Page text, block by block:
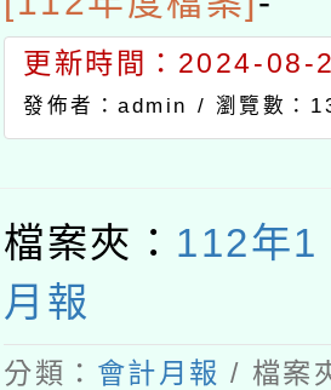
更新時間：2024-08-
發佈者：admin / 瀏覽數：
檔案夾： 112年1
月報
分類： 會計月報 / 檔案